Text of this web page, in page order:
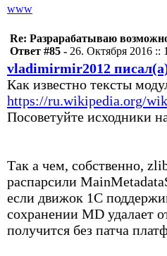
www
Re: Разрарабатываю
Ответ #85 - 26. Октября 2016 ::
vladimirmir2012
Как известно тексты
https://ru.wikipedia.org/
Посоветуйте исходники
Так а чем, собственно,
распарсили
если движок 1С
сохранении MD удалает
получится без патча